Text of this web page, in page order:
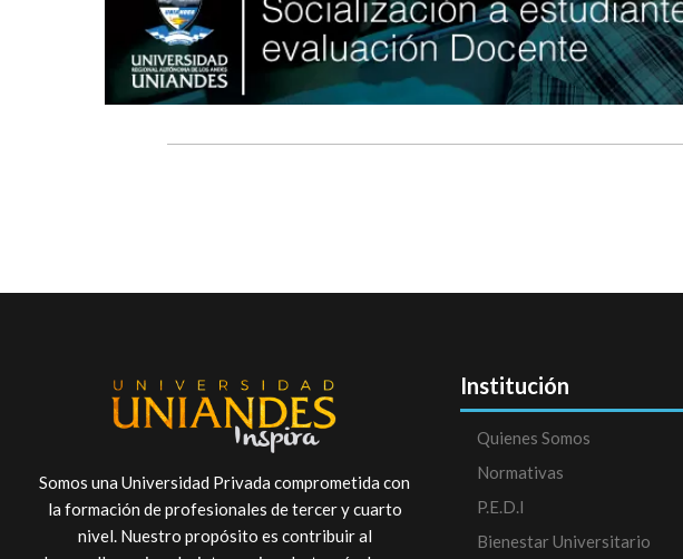
Somos una Universidad Privada comprometida con
la formación de profesionales de tercer y cuarto
nivel. Nuestro propósito es contribuir al
Institución
Quienes Somos
Normativas
P.E.D.I
Bienestar Universitario